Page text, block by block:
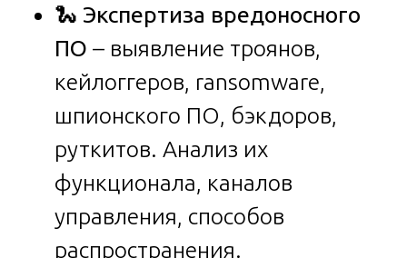
🐍 Экспертиза вредоносного
ПО – выявление троянов,
кейлоггеров, ransomware,
шпионского ПО, бэкдоров,
руткитов. Анализ их
функционала, каналов
управления, способов
распространения.